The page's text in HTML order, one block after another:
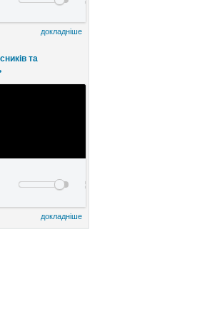
докладніше
та
докладніше